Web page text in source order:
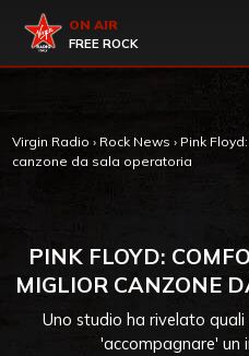
Virgin Radio
ON AIR
FREE ROCK
Virgin Radio › Rock News › Pink
canzone da sala operatoria
PINK FLOYD:
MIGLIOR CANZONE
Uno studio ha rivelato
'accompagnare' un